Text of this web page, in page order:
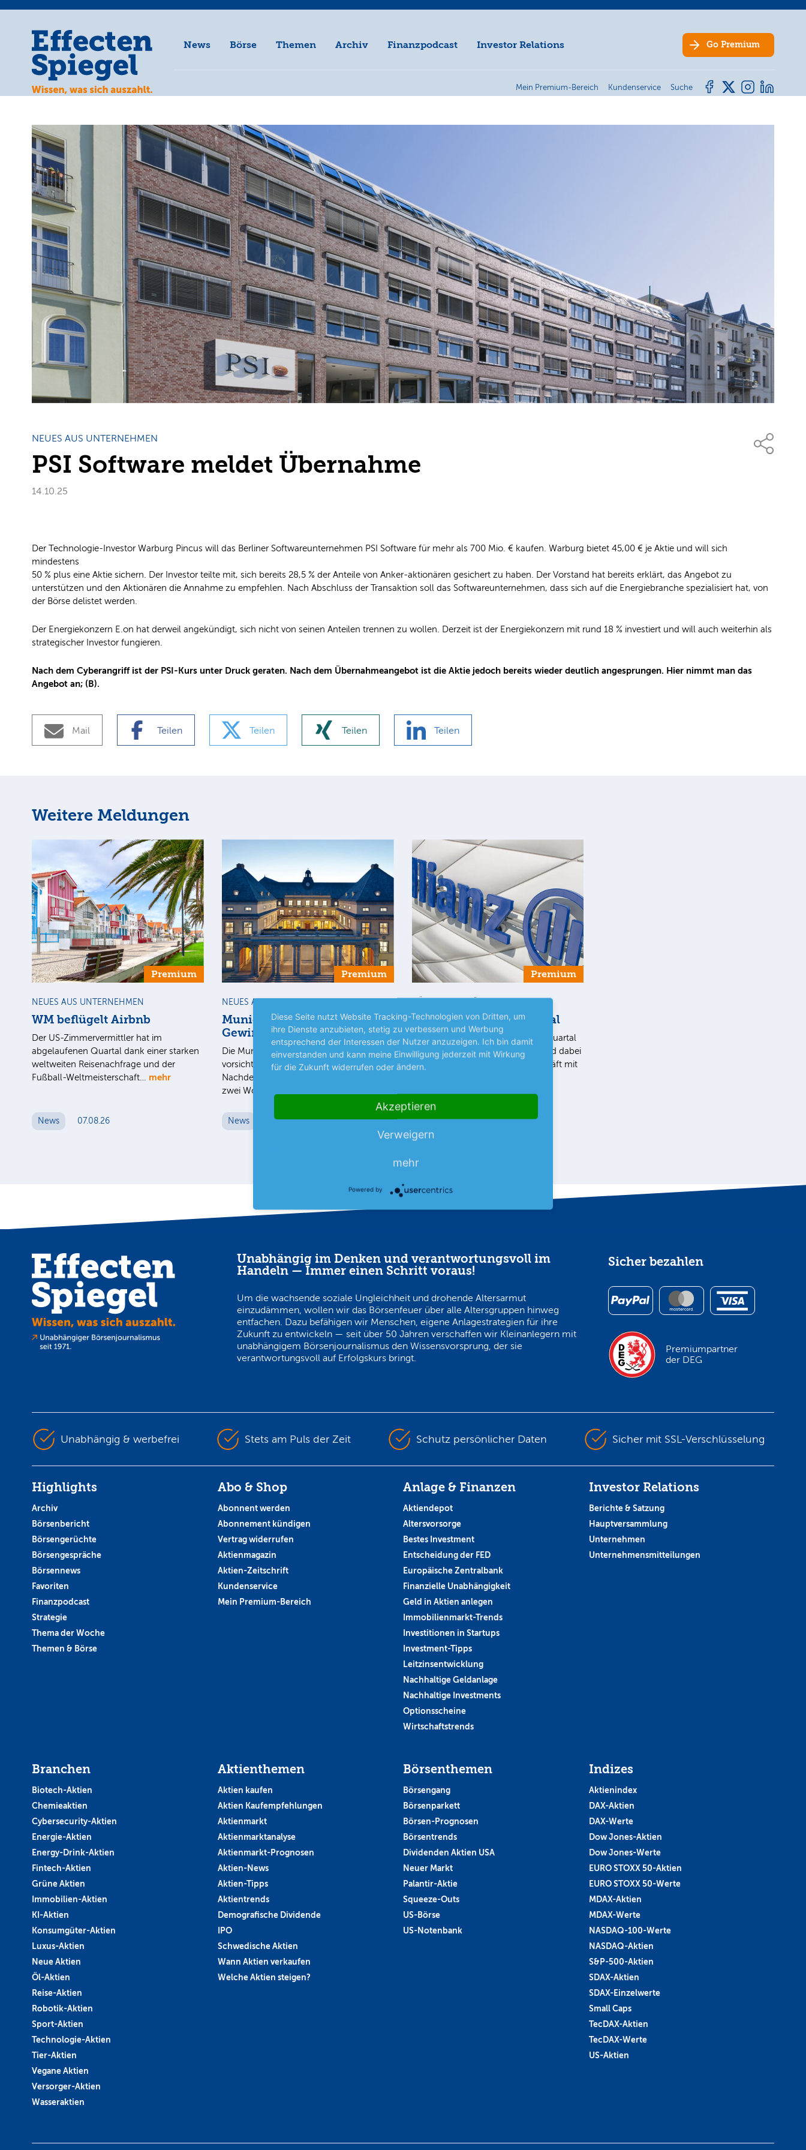
News Börse Themen Archiv Finanzpodcast Investor Relations Go Premium
Mein Premium-Bereich Kundenservice Suche
NEUES AUS UNTERNEHMEN
PSI Software meldet Übernahme
14.10.25
Der Technologie-Investor Warburg Pincus will das Berliner Softwareunternehmen PSI Software für mehr als 700 Mio. € kaufen. Warburg bietet 45,00 € je Aktie und will sich
mindestens
50 % plus eine Aktie sichern. Der Investor teilte mit, sich bereits 28,5 % der Anteile von Anker-aktionären gesichert zu haben. Der Vorstand hat bereits erklärt, das Angebot zu
unterstützen und den Aktionären die Annahme zu empfehlen. Nach Abschluss der Transaktion soll das Softwareunternehmen, dass sich auf die Energiebranche spezialisiert hat, von
der Börse delistet werden.
Der Energiekonzern E.on hat derweil angekündigt, sich nicht von seinen Anteilen trennen zu wollen. Derzeit ist der Energiekonzern mit rund 18 % investiert und will auch weiterhin als
strategischer Investor fungieren.
Nach dem Cyberangriff ist der PSI-Kurs unter Druck geraten. Nach dem Übernahmeangebot ist die Aktie jedoch bereits wieder deutlich angesprungen. Hier nimmt man das
Angebot an; (B).
Mail Teilen Teilen Teilen Teilen
Weitere Meldungen
Premium
NEUES AUS UNTERNEHMEN
WM beflügelt Airbnb
Der US-Zimmervermittler hat im
abgelaufenen Quartal dank einer starken
weltweiten Reisenachfrage und der
Fußball-Weltmeisterschaft… mehr
News 07.08.26
Premium
NEUES AUS UNTERNEHMEN
Munich Re bestätigt
Gewinnziel
Die Munich Re bleibt trotz eines etwas
vorsichtigeren Umsatzausblicks auf Kurs.
Nachdem der Rückversicherer bereits vor
zwei Wochen…
News 07.08.26
Premium
Allianz mit Rekordquartal
Der Versicherungsriese hat im 2. Quartal
erneut Rekordzahlen vorgelegt und dabei
vor allem vom boomenden Geschäft mit
News 07.08.26
Unabhängig im Denken und verantwortungsvoll im
Handeln — Immer einen Schritt voraus!
Um die wachsende soziale Ungleichheit und drohende Altersarmut
einzudämmen, wollen wir das Börsenfeuer über alle Altersgruppen hinweg
entfachen. Dazu befähigen wir Menschen, eigene Anlagestrategien für ihre
Zukunft zu entwickeln — seit über 50 Jahren verschaffen wir Kleinanlegern mit
unabhängigem Börsenjournalismus den Wissensvorsprung, der sie
verantwortungsvoll auf Erfolgskurs bringt.
Sicher bezahlen
Premiumpartner
der DEG
Unabhängig & werbefrei Stets am Puls der Zeit Schutz persönlicher Daten Sicher mit SSL-Verschlüsselung
Highlights
Archiv
Börsenbericht
Börsengerüchte
Börsengespräche
Börsennews
Favoriten
Finanzpodcast
Strategie
Thema der Woche
Themen & Börse
Abo & Shop
Abonnent werden
Abonnement kündigen
Vertrag widerrufen
Aktienmagazin
Aktien-Zeitschrift
Kundenservice
Mein Premium-Bereich
Anlage & Finanzen
Aktiendepot
Altersvorsorge
Bestes Investment
Entscheidung der FED
Europäische Zentralbank
Finanzielle Unabhängigkeit
Geld in Aktien anlegen
Immobilienmarkt-Trends
Investitionen in Startups
Investment-Tipps
Leitzinsentwicklung
Nachhaltige Geldanlage
Nachhaltige Investments
Optionsscheine
Wirtschaftstrends
Investor Relations
Berichte & Satzung
Hauptversammlung
Unternehmen
Unternehmensmitteilungen
Branchen
Biotech-Aktien
Chemieaktien
Cybersecurity-Aktien
Energie-Aktien
Energy-Drink-Aktien
Fintech-Aktien
Grüne Aktien
Immobilien-Aktien
KI-Aktien
Konsumgüter-Aktien
Luxus-Aktien
Neue Aktien
Öl-Aktien
Reise-Aktien
Robotik-Aktien
Sport-Aktien
Technologie-Aktien
Tier-Aktien
Vegane Aktien
Versorger-Aktien
Wasseraktien
Aktienthemen
Aktien kaufen
Aktien Kaufempfehlungen
Aktienmarkt
Aktienmarktanalyse
Aktienmarkt-Prognosen
Aktien-News
Aktien-Tipps
Aktientrends
Demografische Dividende
IPO
Schwedische Aktien
Wann Aktien verkaufen
Welche Aktien steigen?
Börsenthemen
Börsengang
Börsenparkett
Börsen-Prognosen
Börsentrends
Dividenden Aktien USA
Neuer Markt
Palantir-Aktie
Squeeze-Outs
US-Börse
US-Notenbank
Indizes
Aktienindex
DAX-Aktien
DAX-Werte
Dow Jones-Aktien
Dow Jones-Werte
EURO STOXX 50-Aktien
EURO STOXX 50-Werte
MDAX-Aktien
MDAX-Werte
NASDAQ-100-Werte
NASDAQ-Aktien
S&P-500-Aktien
SDAX-Aktien
SDAX-Einzelwerte
Small Caps
TecDAX-Aktien
TecDAX-Werte
US-Aktien
Diese Seite nutzt Website Tracking-Technologien von Dritten, um
ihre Dienste anzubieten, stetig zu verbessern und Werbung
entsprechend der Interessen der Nutzer anzuzeigen. Ich bin damit
einverstanden und kann meine Einwilligung jederzeit mit Wirkung
für die Zukunft widerrufen oder ändern.
Akzeptieren
Verweigern
mehr
Powered by